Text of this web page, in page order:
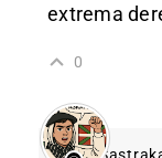
extrema
0